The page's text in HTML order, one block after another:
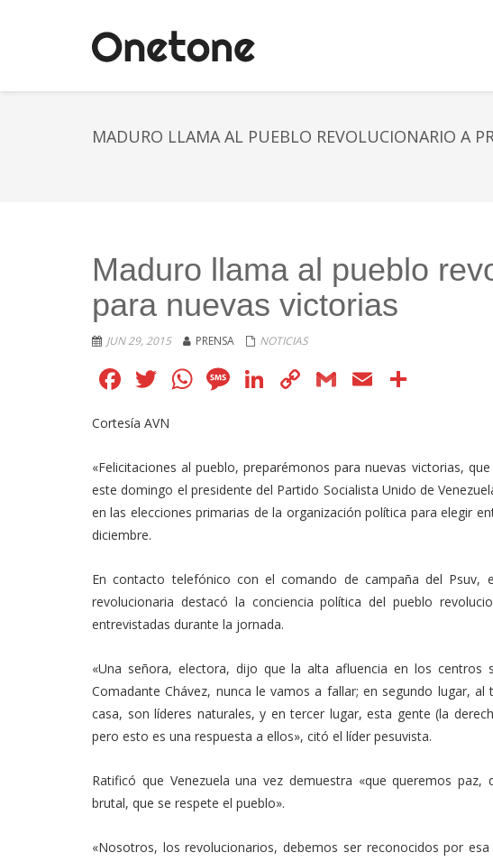
MADURO LLAMA AL PUEBLO REVOLUCIONARIO A
Maduro llama al pueblo
para nuevas victorias
JUN 29, 2015 PRENSA NOTICIAS
Facebook
Twitter
WhatsApp
Message
LinkedIn
CopyGmailEmail
Cortesía AVN
«Felicitaciones al pueblo, preparémonos para nuevas victorias,
este domingo el presidente del Partido Socialista Unido de
en las elecciones primarias de la organización política para elegir
diciembre.
En contacto telefónico con el comando de campaña del
revolucionaria destacó la conciencia política del pueblo
entrevistadas durante la jornada.
«Una señora, electora, dijo que la alta afluencia en los
Comadante Chávez, nunca le vamos a fallar; en segundo lugar,
casa, son líderes naturales, y en tercer lugar, esta gente (la
pero esto es una respuesta a ellos», citó el líder pesuvista.
Ratificó que Venezuela una vez demuestra «que queremos
brutal, que se respete el pueblo».
«Nosotros, los revolucionarios, debemos ser reconocidos por